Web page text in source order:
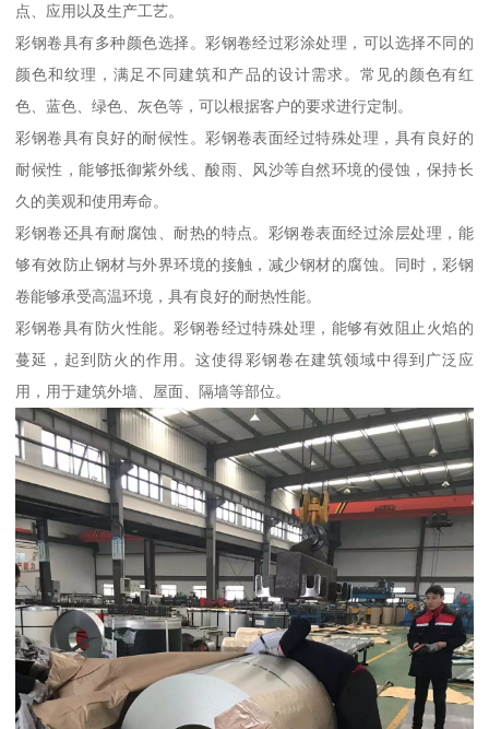
点、应用以及生产工艺。
彩钢卷具有多种颜色选择。彩钢卷经过彩涂处理，可以选择不同的
颜色和纹理，满足不同建筑和产品的设计需求。常见的颜色有红
色、蓝色、绿色、灰色等，可以根据客户的要求进行定制。
彩钢卷具有良好的耐候性。彩钢卷表面经过特殊处理，具有良好的
耐候性，能够抵御紫外线、酸雨、风沙等自然环境的侵蚀，保持长
久的美观和使用寿命。
彩钢卷还具有耐腐蚀、耐热的特点。彩钢卷表面经过涂层处理，能
够有效防止钢材与外界环境的接触，减少钢材的腐蚀。同时，彩钢
卷能够承受高温环境，具有良好的耐热性能。
彩钢卷具有防火性能。彩钢卷经过特殊处理，能够有效阻止火焰的
蔓延，起到防火的作用。这使得彩钢卷在建筑领域中得到广泛应
用，用于建筑外墙、屋面、隔墙等部位。